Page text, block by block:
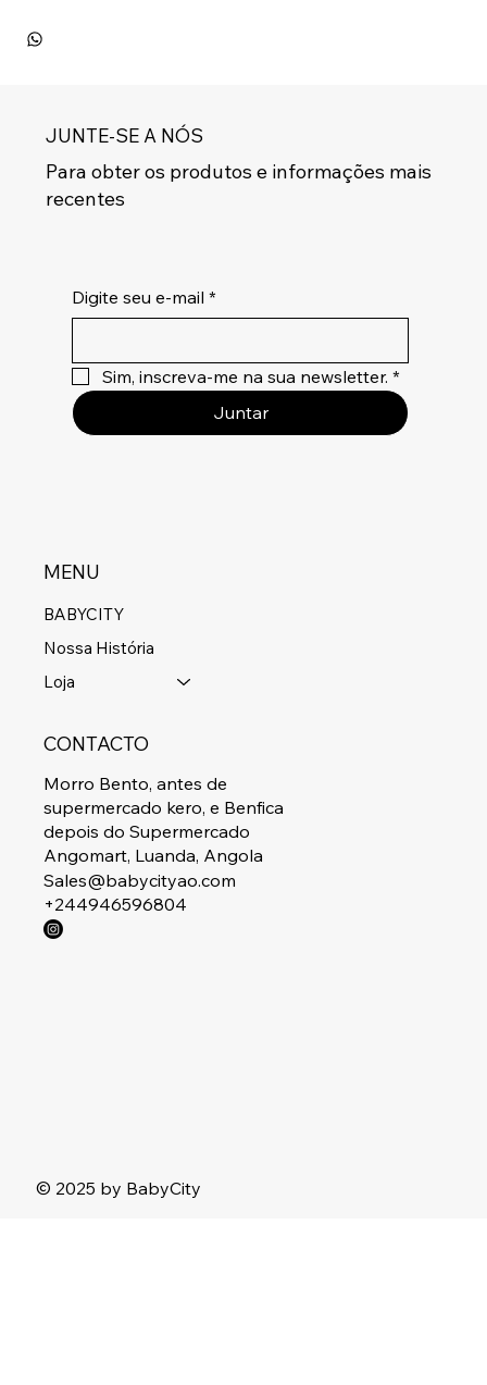
JUNTE-SE A NÓS
Para obter os produtos e informações mais
recentes
Digite seu e-mail *
Sim, inscreva-me na sua newsletter. *
Juntar
MENU
BABYCITY
Nossa História
Loja
CONTACTO
Morro Bento, antes de
supermercado kero, e Benfica
depois do Supermercado
Angomart, Luanda, Angola
Sales@babycityao.com
+244946596804
© 2025 by BabyCity